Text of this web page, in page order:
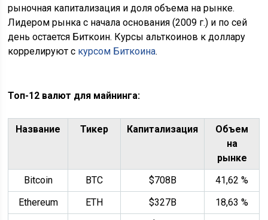
рыночная капитализация и доля объема на рынке.
Лидером рынка с начала основания (2009 г.) и по сей
день остается Биткоин. Курсы альткоинов к доллару
коррелируют с курсом Биткоина.
Топ-12 валют для майнинга:
Название Тикер Капитализация
Объем
на
рынке
Bitcoin
BTC $708B
41,62 %
Ethereum
ETH $327B
18,63 %